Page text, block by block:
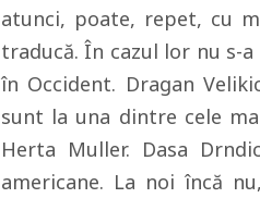
atunci, poate, repet, cu
traducă. În cazul lor nu s-
în Occident. Dragan
sunt la una dintre cele
Herta Muller. Dasa
americane. La noi încă